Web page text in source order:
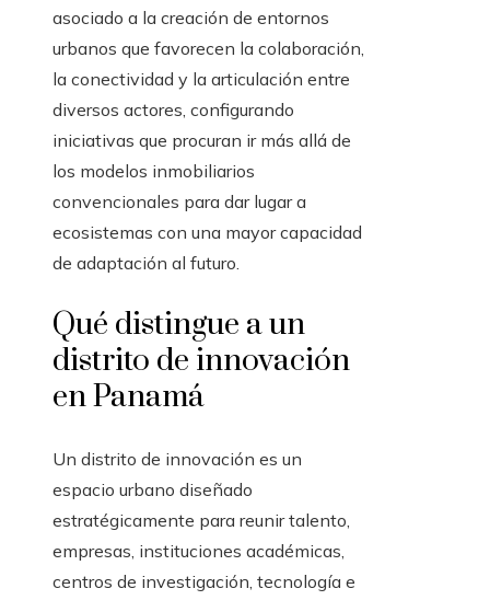
asociado a la creación de entornos
urbanos que favorecen la colaboración,
la conectividad y la articulación entre
diversos actores, configurando
iniciativas que procuran ir más allá de
los modelos inmobiliarios
convencionales para dar lugar a
ecosistemas con una mayor capacidad
de adaptación al futuro.
Qué distingue a un
distrito de innovación
en Panamá
Un distrito de innovación es un
espacio urbano diseñado
estratégicamente para reunir talento,
empresas, instituciones académicas,
centros de investigación, tecnología e